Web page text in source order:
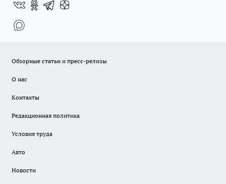
Обзорные статьи и пресс-релизы
О нас
Контакты
Редакционная политика
Условия труда
Авто
Новости